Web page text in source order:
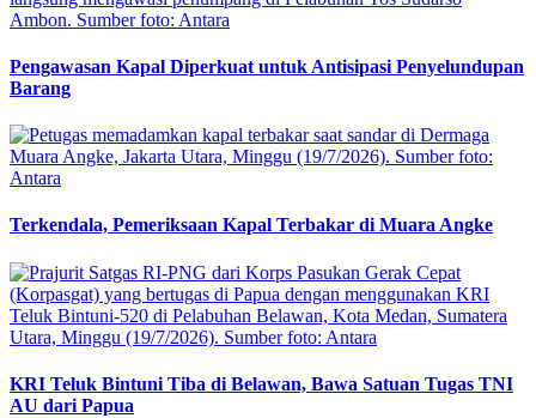
Pengawasan Kapal Diperkuat untuk Antisipasi Penyelundupan
Barang
Terkendala, Pemeriksaan Kapal Terbakar di Muara Angke
KRI Teluk Bintuni Tiba di Belawan, Bawa Satuan Tugas TNI
AU dari Papua